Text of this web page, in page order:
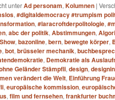
unterAd personam, Kolumnen |
, #digitaldemocracy #trumpism
, #laracroftderpolitologie,
, abc der politik, Abstimmungen,
, bazonline, bern, bewegte körper,
, bot, brüsseler mechanik,
, Demokratie als
Geländer Stämpfli, design,
verändert die Welt, Einführung
, europäische kommission,
, film und fernsehen, frankfurter